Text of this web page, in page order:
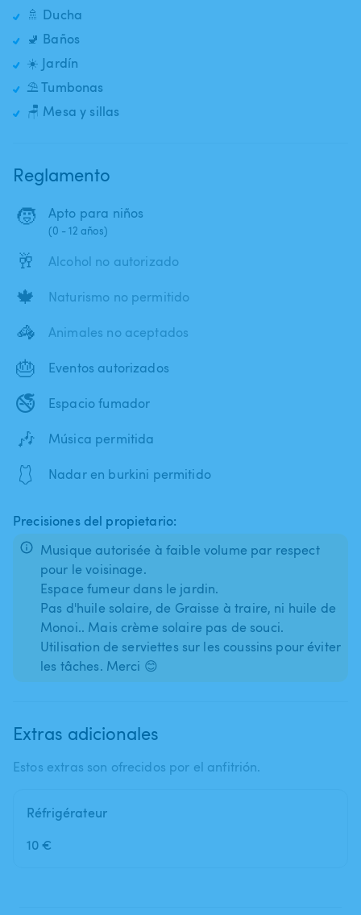
🚿 Ducha
🚽 Baños
☀️ Jardín
⛱️ Tumbonas
🪑 Mesa y sillas
Reglamento
🧒 Apto para niños
(0 - 12 años)
🥂 Alcohol no autorizado
🍁 Naturismo no permitido
🦓 Animales no aceptados
🎂 Eventos autorizados
🚭 Espacio fumador
🎶 Música permitida
🩱 Nadar en burkini permitido
Precisiones del propietario:
Musique autorisée à faible volume par respect
pour le voisinage.
Espace fumeur dans le jardin.
Pas d'huile solaire, de Graisse à traire, ni huile de
Monoi.. Mais crème solaire pas de souci.
Utilisation de serviettes sur les coussins pour éviter
les tâches. Merci 😊
Extras adicionales
Estos extras son ofrecidos por el anfitrión.
Réfrigérateur
10 €